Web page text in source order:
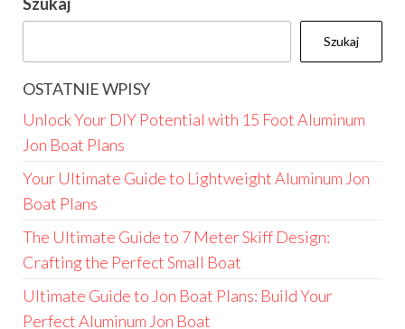
Szukaj
OSTATNIE WPISY
Unlock Your DIY Potential with 15 Foot Aluminum
Jon Boat Plans
Your Ultimate Guide to Lightweight Aluminum Jon
Boat Plans
The Ultimate Guide to 7 Meter Skiff Design:
Crafting the Perfect Small Boat
Ultimate Guide to Jon Boat Plans: Build Your
Perfect Aluminum Jon Boat